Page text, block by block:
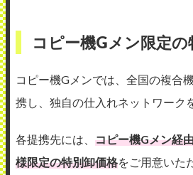
コピー機Gメン限定の
コピー機Gメンでは、全国の複合
携し、独自の仕入れネットワーク
各提携先には、 コピー機Gメン経
様限定の特別卸価格をご用意いた